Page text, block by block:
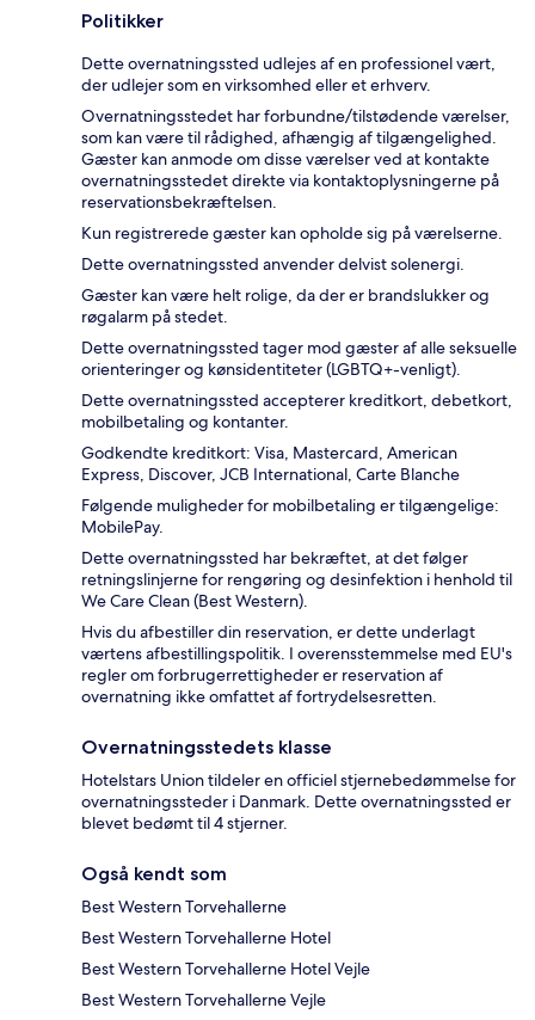
Politikker
Dette overnatningssted udlejes af en professionel vært,
der udlejer som en virksomhed eller et erhverv.
Overnatningsstedet har forbundne/tilstødende værelser,
som kan være til rådighed, afhængig af tilgængelighed.
Gæster kan anmode om disse værelser ved at kontakte
overnatningsstedet direkte via kontaktoplysningerne på
reservationsbekræftelsen.
Kun registrerede gæster kan opholde sig på værelserne.
Dette overnatningssted anvender delvist solenergi.
Gæster kan være helt rolige, da der er brandslukker og
røgalarm på stedet.
Dette overnatningssted tager mod gæster af alle seksuelle
orienteringer og kønsidentiteter (LGBTQ+-venligt).
Dette overnatningssted accepterer kreditkort, debetkort,
mobilbetaling og kontanter.
Godkendte kreditkort: Visa, Mastercard, American
Express, Discover, JCB International, Carte Blanche
Følgende muligheder for mobilbetaling er tilgængelige:
MobilePay.
Dette overnatningssted har bekræftet, at det følger
retningslinjerne for rengøring og desinfektion i henhold til
We Care Clean (Best Western).
Hvis du afbestiller din reservation, er dette underlagt
værtens afbestillingspolitik. I overensstemmelse med EU's
regler om forbrugerrettigheder er reservation af
overnatning ikke omfattet af fortrydelsesretten.
Overnatningsstedets klasse
Hotelstars Union tildeler en officiel stjernebedømmelse for
overnatningssteder i Danmark. Dette overnatningssted er
blevet bedømt til 4 stjerner.
Også kendt som
Best Western Torvehallerne
Best Western Torvehallerne Hotel
Best Western Torvehallerne Hotel Vejle
Best Western Torvehallerne Vejle